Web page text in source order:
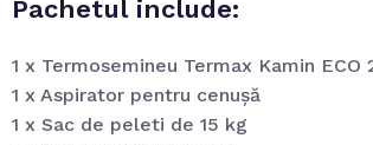
Pachetul include:
1 x Termosemineu Termax Kamin ECO
1 x Aspirator pentru cenușă
1 x Sac de peleti de 15 kg